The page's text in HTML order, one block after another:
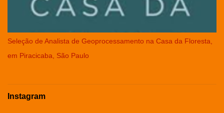
Seleção de Analista de Geoprocessamento na Casa da Floresta,
em Piracicaba, São Paulo
Instagram